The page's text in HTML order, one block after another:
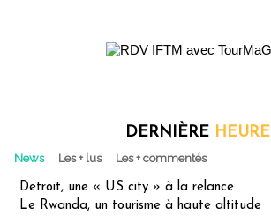
DERNIÈRE HEURE
News Les + lus Les + commentés
Detroit, une « US city » à la relance
Le Rwanda, un tourisme à haute altitude